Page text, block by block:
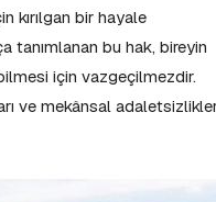
kırılgan bir hayale
tanımlanan bu hak, bireyin
için vazgeçilmezdir.
ve mekânsal